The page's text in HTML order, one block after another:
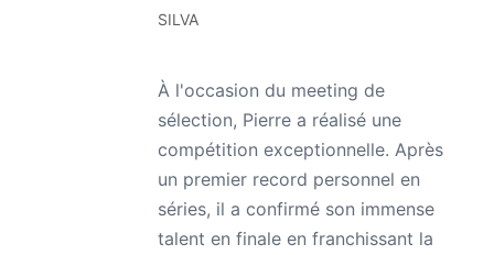
SILVA
À l'occasion du meeting de
sélection, Pierre a réalisé une
compétition exceptionnelle. Après
un premier record personnel en
séries, il a confirmé son immense
talent en finale en franchissant la